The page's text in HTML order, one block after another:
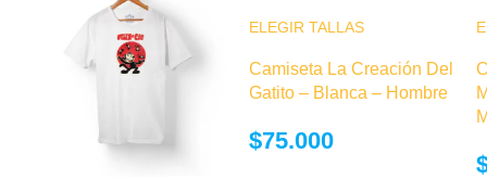
ELEGIR TALLAS
variantes. Las
opciones se
Camiseta La Creación Del
Gatito – Blanca – Hombre
$75.000